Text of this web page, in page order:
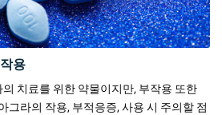
용
치료를 위한 약물이지만, 부작용 또한
그라의 작용, 부적응증, 사용 시 주의할 점